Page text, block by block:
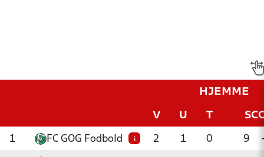
HJEMME
V U T
1 FC GOG Fodbold i 2 1 0 9